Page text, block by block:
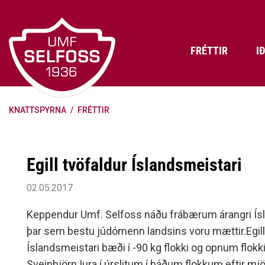
efni
FRÉTTIR
Æfingagjöld
Frádráttarbærir styrkir til
Fræðslu- og forvarnarstefna Umf.
Selfoss
Jafnréttisáætlun Umf. Selfoss
Persónuverndarstefna Umf.
Selfoss
Reglugerð um fjáraflanir
KNATTSPYRNA / FRÉTTIR
Egill tvöfaldur Íslandsmeistari
02.05.2017
Keppendur Umf. Selfoss náðu frábærum árangri
þar sem bestu júdómenn landsins voru
Íslandsmeistari bæði í -90 kg flokki og opnum